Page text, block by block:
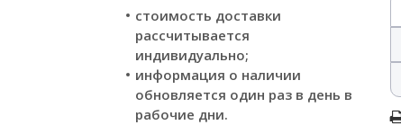
стоимость доставки
рассчитывается
индивидуально;
информация о наличии
обновляется один раз в день в
рабочие дни.